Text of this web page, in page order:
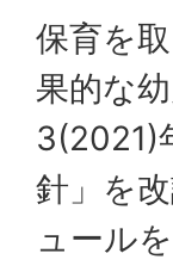
保育を
果的な
3(2021)
針」を
ュール